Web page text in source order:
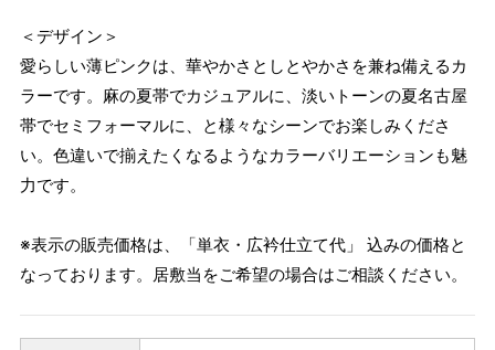
＜デザイン＞
愛らしい薄ピンクは、華やかさとしとやかさを兼ね備えるカ
ラーです。麻の夏帯でカジュアルに、淡いトーンの夏名古屋
帯でセミフォーマルに、と様々なシーンでお楽しみくださ
い。色違いで揃えたくなるようなカラーバリエーションも魅
力です。
※表示の販売価格は、「単衣・広衿仕立て代」 込みの価格と
なっております。居敷当をご希望の場合はご相談ください。